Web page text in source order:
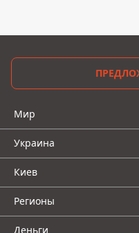
Мир
Украина
Киев
Регионы
Деньги